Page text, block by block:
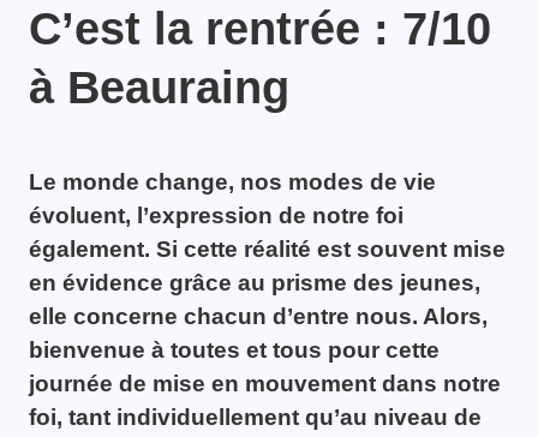
C’est la rentrée : 7/10
à Beauraing
Le monde change, nos modes de vie
évoluent, l’expression de notre foi
également. Si cette réalité est souvent mise
en évidence grâce au prisme des jeunes,
elle concerne chacun d’entre nous. Alors,
bienvenue à toutes et tous pour cette
journée de mise en mouvement dans notre
foi, tant individuellement qu’au niveau de